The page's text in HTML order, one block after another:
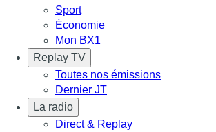
Sport
Économie
Mon BX1
Replay TV
Toutes nos émissions
Dernier JT
La radio
Direct & Replay